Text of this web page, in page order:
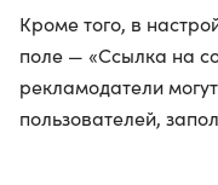
Кроме того, в
поле — «Ссылка на
рекламодатели
пользователей,